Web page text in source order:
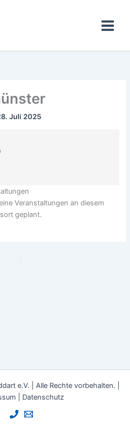
Juli 2025
Veranstaltungen an diesem
geplant.
e.V. | Alle Rechte vorbehalten. |
Datenschutz